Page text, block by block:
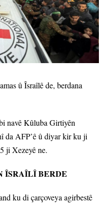
û Îsraîlê de, berdana
navê Kûluba Girtiyên
da AFP’ê û diyar kir ku ji
ji Xezeyê ne.
ÎSRAÎLÎ BERDE
ku di çarçoveya agirbestê